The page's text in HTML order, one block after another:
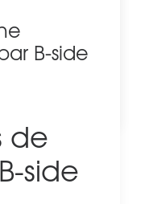
B-side
de
side